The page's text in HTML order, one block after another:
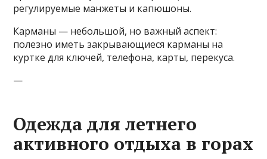
регулируемые манжеты и капюшоны.
Карманы — небольшой, но важный аспект:
полезно иметь закрывающиеся карманы на
куртке для ключей, телефона, карты, перекуса.
—
Одежда для летнего
активного отдыха в горах